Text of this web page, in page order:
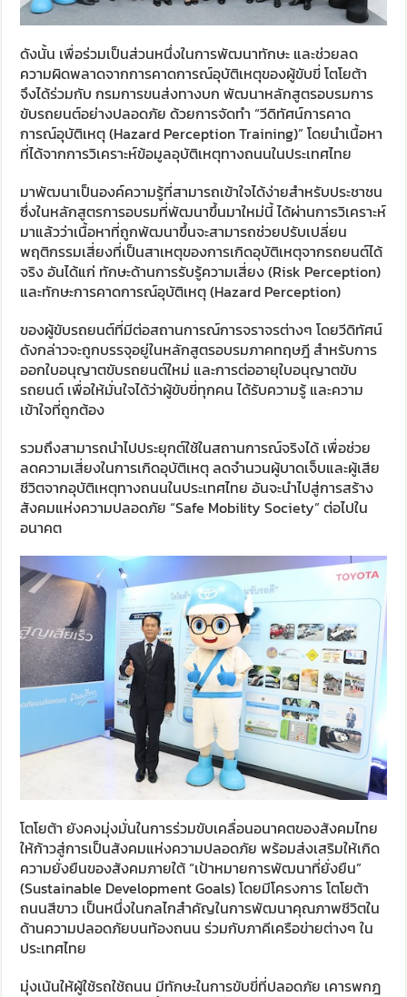
ดังนั้น เพื่อร่วมเป็นส่วนหนึ่งในการพัฒนาทักษะ และช่วยลด
ความผิดพลาดจากการคาดการณ์อุบัติเหตุของผู้ขับขี่ โตโยต้า
จึงได้ร่วมกับ กรมการขนส่งทางบก พัฒนาหลักสูตรอบรมการ
ขับรถยนต์อย่างปลอดภัย ด้วยการจัดทำ “วีดิทัศน์การคาด
การณ์อุบัติเหตุ (Hazard Perception Training)” โดยนำเนื้อหา
ที่ได้จากการวิเคราะห์ข้อมูลอุบัติเหตุทางถนนในประเทศไทย
มาพัฒนาเป็นองค์ความรู้ที่สามารถเข้าใจได้ง่ายสำหรับประชาชน
ซึ่งในหลักสูตรการอบรมที่พัฒนาขึ้นมาใหม่นี้ ได้ผ่านการวิเคราะห์
มาแล้วว่าเนื้อหาที่ถูกพัฒนาขึ้นจะสามารถช่วยปรับเปลี่ยน
พฤติกรรมเสี่ยงที่เป็นสาเหตุของการเกิดอุบัติเหตุจากรถยนต์ได้
จริง อันได้แก่ ทักษะด้านการรับรู้ความเสี่ยง (Risk Perception)
และทักษะการคาดการณ์อุบัติเหตุ (Hazard Perception)
ของผู้ขับรถยนต์ที่มีต่อสถานการณ์การจราจรต่างๆ โดยวีดิทัศน์
ดังกล่าวจะถูกบรรจุอยู่ในหลักสูตรอบรมภาคทฤษฎี สำหรับการ
ออกใบอนุญาตขับรถยนต์ใหม่ และการต่ออายุใบอนุญาตขับ
รถยนต์ เพื่อให้มั่นใจได้ว่าผู้ขับขี่ทุกคน ได้รับความรู้ และความ
เข้าใจที่ถูกต้อง
รวมถึงสามารถนำไปประยุกต์ใช้ในสถานการณ์จริงได้ เพื่อช่วย
ลดความเสี่ยงในการเกิดอุบัติเหตุ ลดจำนวนผู้บาดเจ็บและผู้เสีย
ชีวิตจากอุบัติเหตุทางถนนในประเทศไทย อันจะนำไปสู่การสร้าง
สังคมแห่งความปลอดภัย “Safe Mobility Society” ต่อไปใน
อนาคต
โตโยต้า ยังคงมุ่งมั่นในการร่วมขับเคลื่อนอนาคตของสังคมไทย
ให้ก้าวสู่การเป็นสังคมแห่งความปลอดภัย พร้อมส่งเสริมให้เกิด
ความยั่งยืนของสังคมภายใต้ “เป้าหมายการพัฒนาที่ยั่งยืน”
(Sustainable Development Goals) โดยมีโครงการ โตโยต้า
ถนนสีขาว เป็นหนึ่งในกลไกสำคัญในการพัฒนาคุณภาพชีวิตใน
ด้านความปลอดภัยบนท้องถนน ร่วมกับภาคีเครือข่ายต่างๆ ใน
ประเทศไทย
มุ่งเน้นให้ผู้ใช้รถใช้ถนน มีทักษะในการขับขี่ที่ปลอดภัย เคารพกฎ